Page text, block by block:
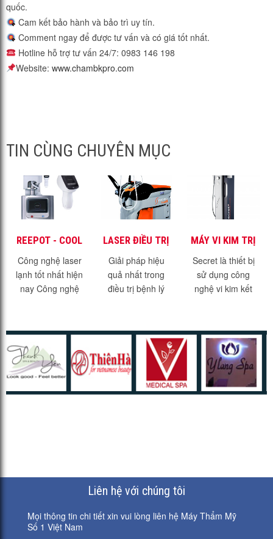
quốc.
Cam kết bảo hành và bảo trì uy tín.
Comment ngay để được tư vấn và có giá tốt nhất.
Hotline hỗ trợ tư vấn 24/7: 0983 146 198
Website: www.chambkpro.com
TIN CÙNG CHUYÊN MỤC
REEPOT - COOL
LASER - SIÊU
PHẨM TRONG
ĐIỀU TRỊ SẮC TỐ
Công nghệ laser
lạnh tốt nhất hiện
nay Công nghệ
sắc tố mới nhất và
hiện đại nhất hiện
nay....
LASER ĐIỀU TRỊ
MẠCH MÁU
VASQ
Giải pháp hiệu
quả nhất trong
điều trị bệnh lý
lý về sắc tố tuy
không ảnh hưởng
nhiều đến sức...
MÁY VI KIM TRỊ
MỤN TRỊ SẸO
SECRET - FDA
Secret là thiết bị
sử dụng công
nghệ vi kim kết
nghệ trị sẹo trị
mụn hàng đầu thế
giới Phạm vi...
Liên hệ với chúng tôi
Mọi thông tin chi tiết xin vui lòng liên hệ Máy Thẩm Mỹ
Số 1 Việt Nam